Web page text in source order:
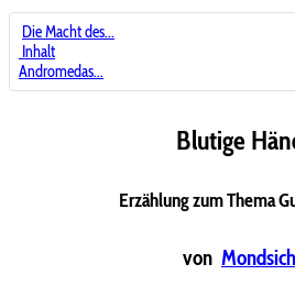
Die Macht des...
Inhalt
Andromedas...
Blutige
Erzählung zum Thema
von